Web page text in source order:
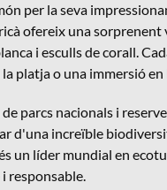
per la seva
ofereix una
i esculls de corall.
platja o una immersió
parcs nacionals i
d'una increïble
un líder mundial en
responsable.